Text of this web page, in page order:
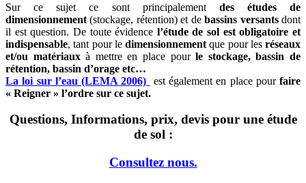
Sur ce sujet ce sont principalement des études de
dimensionnement (stockage, rétention) et debassins versantsdont
il est question. De toute évidence l’étude de sol est obligatoire et
indispensable, tant pour le dimensionnement que pour lesréseaux
et/ou matériauxà mettre en place pourle stockage, bassin de
rétention, bassin d’orage etc…
La loi sur l’eau (LEMA 2006)
est également en place pour faire
« Reigner » l’ordre sur ce sujet.
Questions, Informations, prix, devis pour une étude
de sol :
Consultez nous.